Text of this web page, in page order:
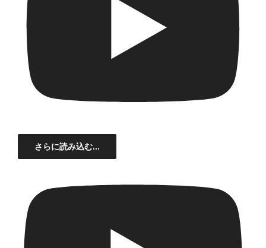
さらに読み込む...